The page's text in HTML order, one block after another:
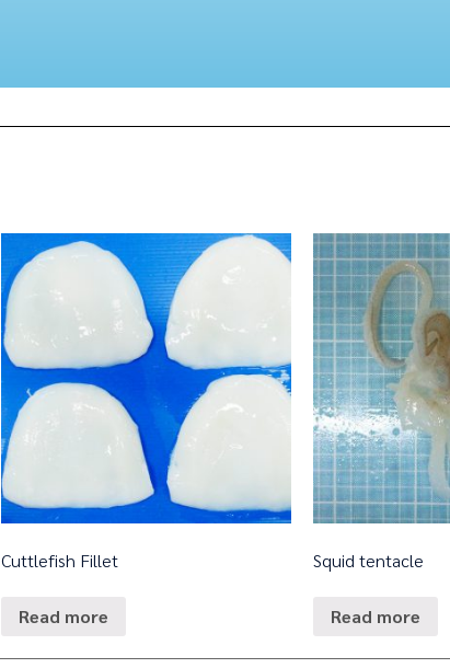
Cuttlefish Fillet
Read more
Squid tentacle
Read more